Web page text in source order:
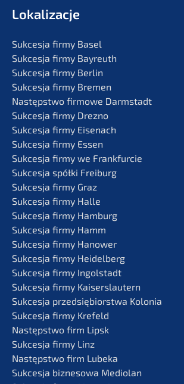
Lokali­zac­je
Sukces­ja firmy Basel
Sukces­ja firmy Bayreuth
Sukces­ja firmy Berlin
Sukces­ja firmy Bremen
Następst­wo firmo­we Darmstadt
Sukces­ja firmy Drezno
Sukces­ja firmy Eisenach
Sukces­ja firmy Essen
Sukces­ja firmy we Frankfurcie
Sukces­ja spółki Freiburg
Sukces­ja firmy Graz
Sukces­ja firmy Halle
Sukces­ja firmy Hamburg
Sukces­ja firmy Hamm
Sukces­ja firmy Hanower
Sukces­ja firmy Heidelberg
Sukces­ja firmy Ingolstadt
Sukces­ja firmy Kaiserslautern
Sukces­ja przedsię­bi­orst­wa Kolonia
Sukces­ja firmy Krefeld
Następst­wo firm Lipsk
Sukces­ja firmy Linz
Następst­wo firm Lubeka
Sukces­ja bizne­so­wa Mediolan